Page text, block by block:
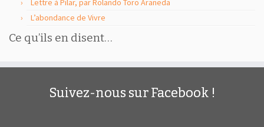
Lettre à Pilar, par Rolando Toro Araneda
L’abondance de Vivre
Ce qu’ils en disent…
Suivez-nous sur Facebook !